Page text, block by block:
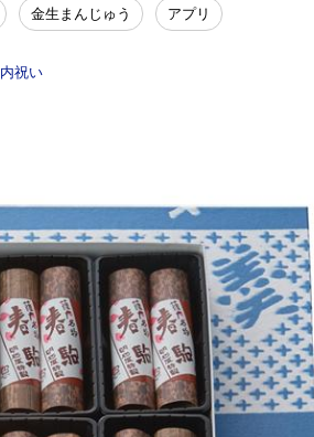
金生まんじゅう アプリ
内祝い